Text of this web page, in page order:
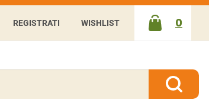
REGISTRATI WISHLIST 0
ARTICOLI
INSERITI
Cerca